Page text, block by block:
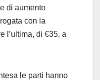
di aumento
con la
l’ultima, di €35, a
le parti hanno